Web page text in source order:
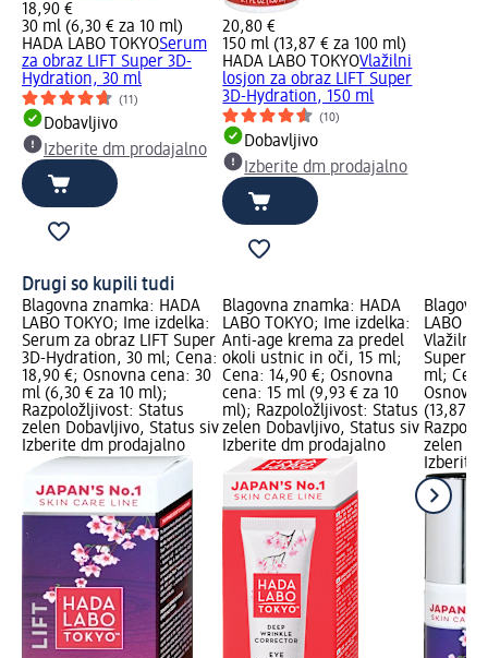
18,90 €
30 ml (6,30 € za 10 ml)
HADA LABO TOKYOSerum
za obraz LIFT Super 3D-
Hydration, 30 ml
(11)
Dobavljivo
Izberite dm prodajalno
20,80 €
150 ml (13,87 € za 100 ml)
HADA LABO TOKYOVlažilni
losjon za obraz LIFT Super
3D-Hydration, 150 ml
(10)
Dobavljivo
Izberite dm prodajalno
Drugi so kupili tudi
Blagovna znamka: HADA
LABO TOKYO; Ime izdelka:
Serum za obraz LIFT Super
3D-Hydration, 30 ml; Cena:
18,90 €; Osnovna cena: 30
ml (6,30 € za 10 ml);
Razpoložljivost: Status
zelen Dobavljivo, Status siv
Izberite dm prodajalno
Blagovna znamka: HADA
LABO TOKYO; Ime izdelka:
Anti-age krema za predel
okoli ustnic in oči, 15 ml;
Cena: 14,90 €; Osnovna
cena: 15 ml (9,93 € za 10
ml); Razpoložljivost: Status
zelen Dobavljivo, Status siv
Izberite dm prodajalno
LABO
Vlažilni
Super
ml;
(13,87 €
zelen
Izberite